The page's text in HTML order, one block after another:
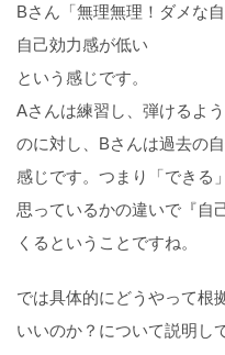
Bさん「無理無理！ダメな
自己効力感が低い
という感じです。
Aさんは練習し、弾けるよ
のに対し、Bさんは過去の
感じです。 つまり「できる
思っているかの違いで『自
くるということですね。
では具体的にどうやって根
いいのか？について説明し